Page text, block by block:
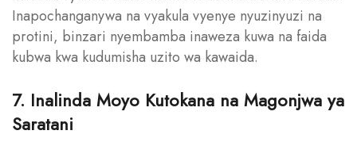
Inapochanganywa na vyakula vyenye nyuzinyuzi na
protini, binzari nyembamba inaweza kuwa na faida
kubwa kwa kudumisha uzito wa kawaida.
7. Inalinda Moyo Kutokana na Magonjwa ya
Saratani